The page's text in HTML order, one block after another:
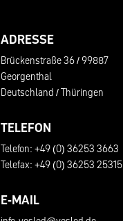
ADRESSE
Brückenstraße 36 / 99887
Georgenthal
Deutschland / Thüringen
TELEFON
Telefon: +49 (0) 36253 3663
Telefax: +49 (0) 36253 25315
E-MAIL